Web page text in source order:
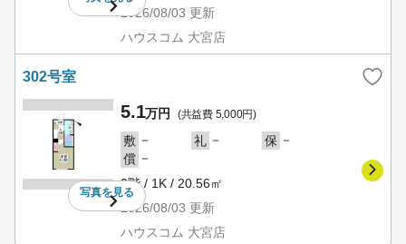
2026/08/03 更新
ハウスコム 大宮店
302号室
写真を見る
5.1万円 (共益費 5,000円)
敷 － 礼 － 保 －
償 －
3階 / 1K / 20.56㎡
2026/08/03 更新
ハウスコム 大宮店